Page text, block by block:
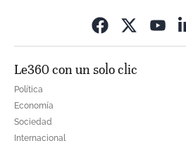
Le360 con un solo clic
Política
Economía
Sociedad
Internacional